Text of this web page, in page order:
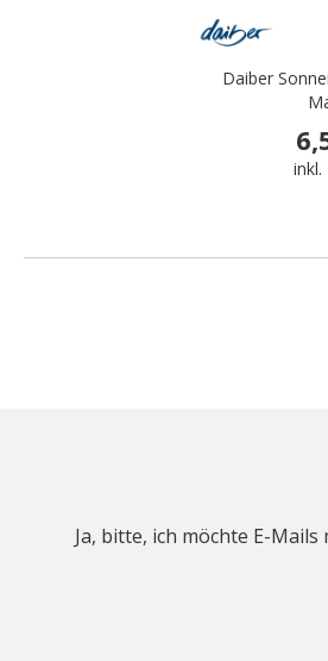
Daiber
inkl.
Ja, bitte, ich möchte E-